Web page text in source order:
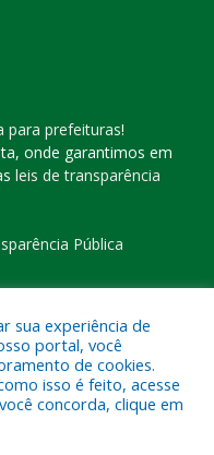
para prefeituras!
onde garantimos em
leis de transparência
Pública
Municipal de Eldorado
sua experiência de
portal, você
de cookies.
isso é feito, acesse
concorda, clique em